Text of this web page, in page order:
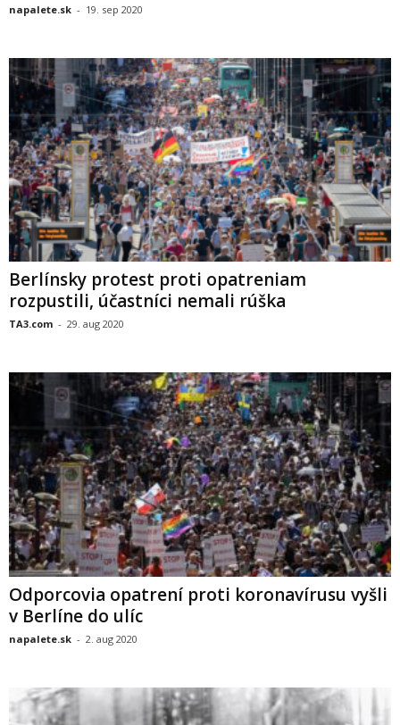
napalete.sk - 19. sep 2020
Berlínsky protest proti opatreniam
rozpustili, účastníci nemali rúška
TA3.com - 29. aug 2020
Odporcovia opatrení proti koronavírusu vyšli
v Berlíne do ulíc
napalete.sk - 2. aug 2020